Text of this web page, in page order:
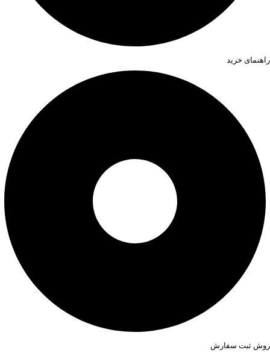
راهنمای خرید
روش ثبت سفارش